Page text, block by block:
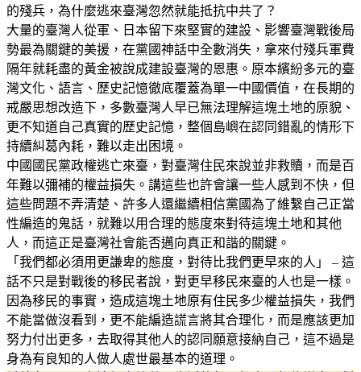
的殘兵，為什麼逃來臺灣忽然就能抵抗中共了？
大量的臺灣人從軍、日本留下來堅實的建設、影響臺灣戰後局
勢最為關鍵的美援，在黨國神話中全數消失，拿來付殘兵軍費
隔年就耗盡的黃金被說成建設臺灣的恩惠。原本繽紛多元的臺
灣文化、語言、歷史記憶徹底覆蓋為單一中國價值，在長期的
戒嚴思想改造下，多數臺灣人早已無法理解這塊土地的原貌、
更不知道自己真實的歷史記憶，整個島嶼在認同錯亂的情形下
持續糾葛內耗，難以走出困境。
中國國民黨政權逃亡來臺，對臺灣住民來說並非救贖，而是百
年難以彌補的權益損失。講這些也許會讓一些人感到不快，但
這些問題不弄清楚、許多人還繼續相信黨國為了維繫自己正當
性編造的鬼話，就難以用合理的態度來對待這塊土地和其他
人，而這正是臺灣社會能否邁向真正和諧的關鍵。
「我們都必須用更謙卑的態度，對待比我們更早來的人」 – 這
話不只是對戰後的移民者說，對更早移民來臺的人也是一樣。
因為移民的事實，造成這塊土地原有住民多少權益損失，我們
不能當做沒看到，更不能編造謊言將其合理化，而是應該更加
努力付出更多，去取得其他人的認同願意接納自己，這不過是
身為有良知的人做人處世最基本的道理。